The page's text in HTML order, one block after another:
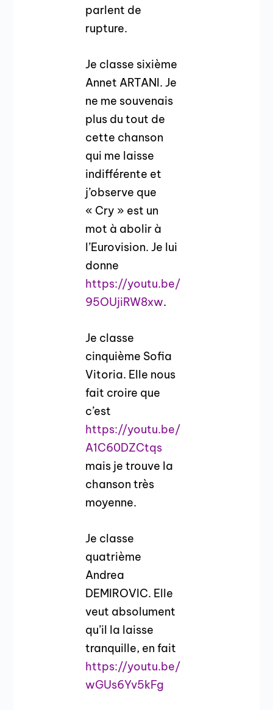
parlent de
rupture.
Je classe sixième
Annet ARTANI. Je
ne me souvenais
plus du tout de
cette chanson
qui me laisse
indifférente et
j’observe que
« Cry » est un
mot à abolir à
l’Eurovision. Je lui
donne
https://youtu.be/
95OUjiRW8xw.
Je classe
cinquième Sofia
Vitoria. Elle nous
fait croire que
c’est
https://youtu.be/
A1C60DZCtqs
mais je trouve la
chanson très
moyenne.
Je classe
quatrième
Andrea
DEMIROVIC. Elle
veut absolument
qu’il la laisse
tranquille, en fait
https://youtu.be/
wGUs6Yv5kFg